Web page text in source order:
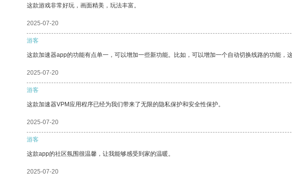
这款游戏非常好玩，画面精美，玩法丰富。
2025-07-20
游客
这款加速器app的功能有点单一，可以增加一些新功能。比如，可以增加一个自动切换线路的功能，
2025-07-20
游客
这款加速器VPM应用程序已经为我们带来了无限的隐私保护和安全性保护。
2025-07-20
游客
这款app的社区氛围很温馨，让我能够感受到家的温暖。
2025-07-20